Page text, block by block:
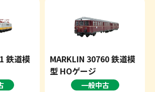
鉄道模
MARKLIN 30760 鉄道模
型 HOゲージ
一般中古